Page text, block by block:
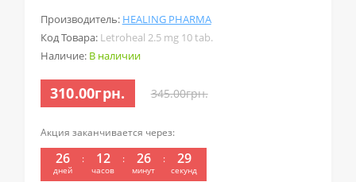
Производитель: HEALING PHARMA
Код Товара: Letroheal 2.5 mg 10 tab.
Наличие: В наличии
310.00грн. 345.00грн.
Акция заканчивается через:
26
дней
: 12
часов
: 26
минут
: 29
секунд